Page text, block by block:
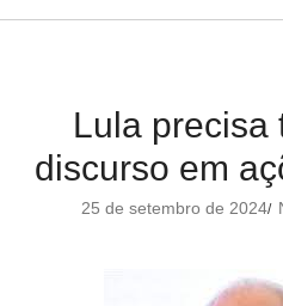
Lula precisa
discurso em
25 de setembro de 2024/